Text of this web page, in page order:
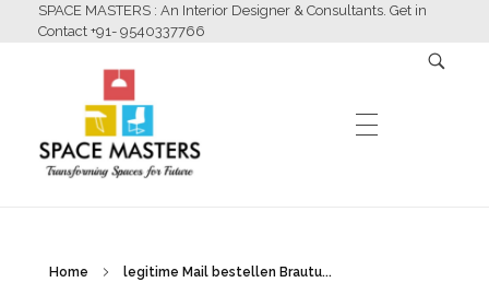
SPACE MASTERS : An Interior Designer & Consultants. Get in
Contact +91- 9540337766
Home legitime Mail bestellen Brautu...